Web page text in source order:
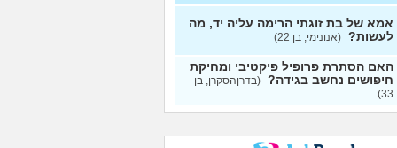
אותה מתוך כעס. איך
עצות
להסביר לה שאני רוצה
(עידן, בן 27)
20
עצות
ביני לבית הזוג, מה
(אנונימי, בן 24) עצות
(אלי, בן
אמא של בת זוגתי הרימה עליה יד, מה
לעשות? (אנונימי, בן 22)
האם הסתרת פרופיל פיקטיבי ומחיקת
חיפושים נחשב בגידה? (בדרןהסקרן, בן
33)